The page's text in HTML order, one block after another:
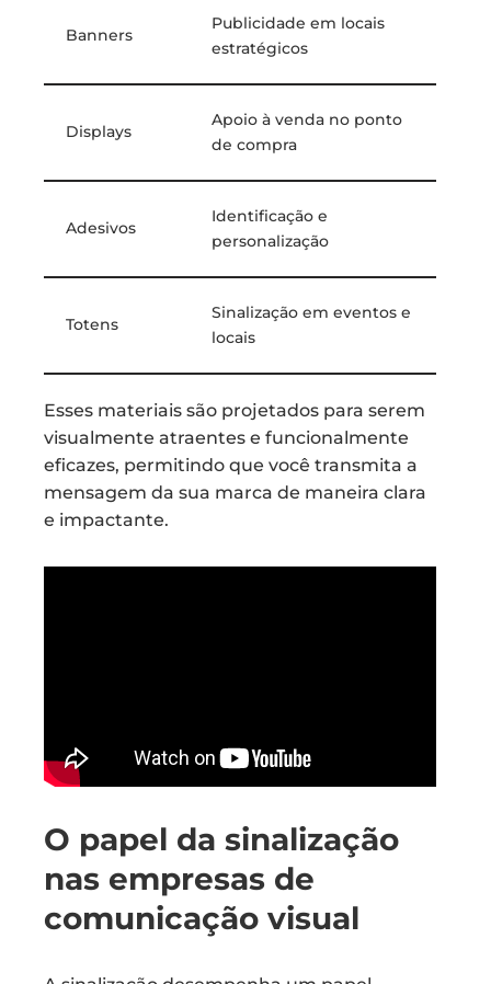
Banners
Publicidade em locais
estratégicos
Displays
Apoio à venda no ponto
de compra
Adesivos
Identificação e
personalização
Totens
Sinalização em eventos e
locais
Esses materiais são projetados para serem
visualmente atraentes e funcionalmente
eficazes, permitindo que você transmita a
mensagem da sua marca de maneira clara
e impactante.
O papel da sinalização
nas empresas de
comunicação visual